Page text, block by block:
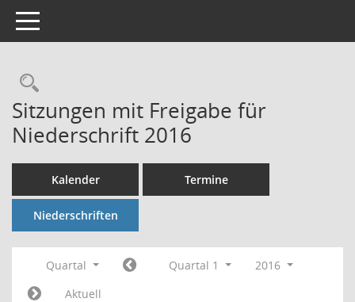
Toggle navigation
Rechercheauswahl
Sitzungen mit Freigabe für
Niederschrift 2016
Kalender Termine
Niederschriften
Quartal Quartal 1
2016
Aktuell